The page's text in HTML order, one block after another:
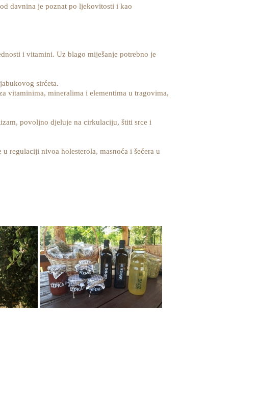
davnina je poznat po ljekovitosti i kao
i vitamini. Uz blago miješanje potrebno je
sirćeta.
vitaminima, mineralima i elementima u tragovima,
povoljno djeluje na cirkulaciju, štiti srce i
regulaciji nivoa holesterola, masnoća i šećera u